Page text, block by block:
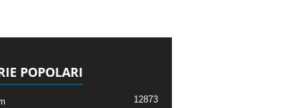
POPOLARI
12873